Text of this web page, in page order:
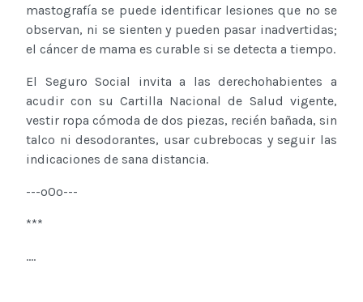
mastografía se puede identificar lesiones que no se
observan, ni se sienten y pueden pasar inadvertidas;
el cáncer de mama es curable si se detecta a tiempo.
El Seguro Social invita a las derechohabientes a
acudir con su Cartilla Nacional de Salud vigente,
vestir ropa cómoda de dos piezas, recién bañada, sin
talco ni desodorantes, usar cubrebocas y seguir las
indicaciones de sana distancia.
---o0o---
***
....